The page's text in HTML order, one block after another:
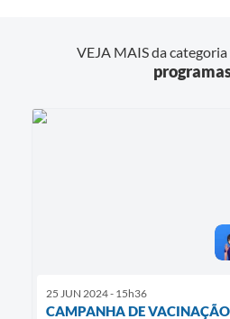
VEJA MAIS da categoria
25 JUN 2024 - 15h36
CAMPANHA DE